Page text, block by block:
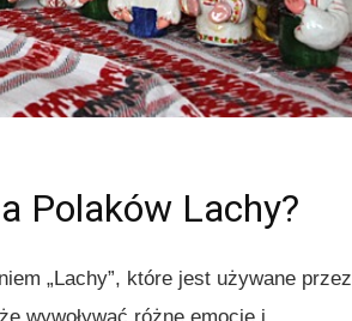
Polaków Lachy?
„Lachy”, które jest używane przez